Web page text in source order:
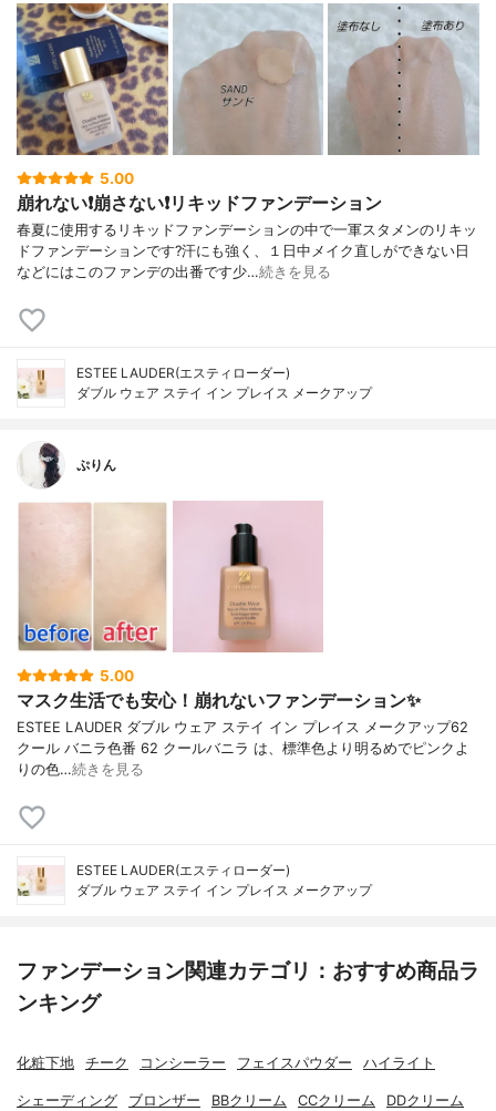
5.00
崩れない❗️崩さない❗️リキッドファンデーション
春夏に使用するリキッドファンデーションの中で一軍スタメンのリキッ
ドファンデーションです?汗にも強く、１日中メイク直しができない日
などにはこのファンデの出番です少…続きを見る
ESTEE LAUDER(エスティローダー)
ダブル ウェア ステイ イン プレイス メークアップ
ぷりん
5.00
マスク生活でも安心！崩れないファンデーション✨
ESTEE LAUDER ダブル ウェア ステイ イン プレイス メークアップ62
クール バニラ色番 62 クールバニラ は、標準色より明るめでピンクよ
りの色…続きを見る
ESTEE LAUDER(エスティローダー)
ダブル ウェア ステイ イン プレイス メークアップ
ファンデーション関連カテゴリ：おすすめ商品ラ
ンキング
化粧下地 チーク コンシーラー フェイスパウダー ハイライト
シェーディング ブロンザー BBクリーム CCクリーム DDクリーム